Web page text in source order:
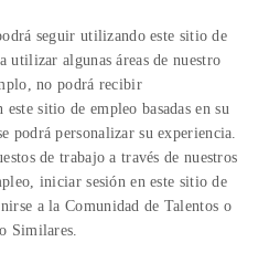
seguir utilizando este sitio de
utilizar algunas áreas de nuestro
no podrá recibir
sitio de empleo basadas en su
podrá personalizar su experiencia.
de trabajo a través de nuestros
iniciar sesión en este sitio de
a la Comunidad de Talentos o
Similares.